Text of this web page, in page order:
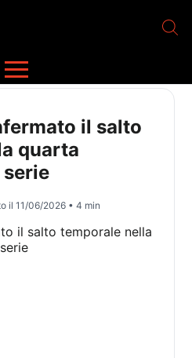
il salto
quarta
il11/06/2026 • 4 min